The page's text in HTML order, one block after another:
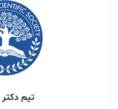
تیم